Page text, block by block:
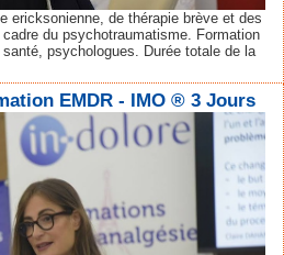
ericksonienne, de thérapie brève et des
du psychotraumatisme. Formation
psychologues. Durée totale de la
EMDR - IMO ® 3 Jours